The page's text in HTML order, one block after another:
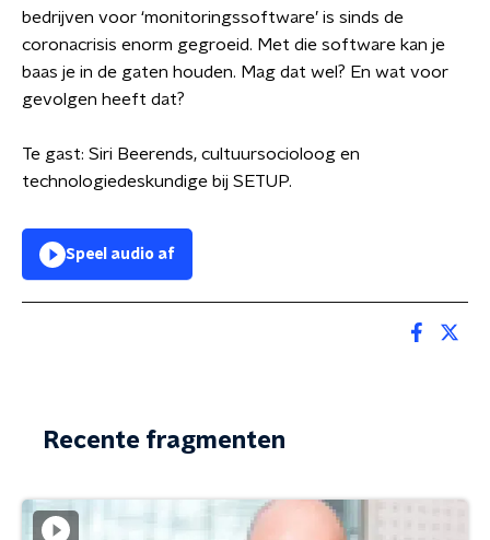
bedrijven voor ‘monitoringssoftware’ is sinds de
coronacrisis enorm gegroeid. Met die software kan je
baas je in de gaten houden. Mag dat wel? En wat voor
gevolgen heeft dat?
Te gast: Siri Beerends, cultuursocioloog en
technologiedeskundige bij SETUP.
Speel audio af
Recente fragmenten